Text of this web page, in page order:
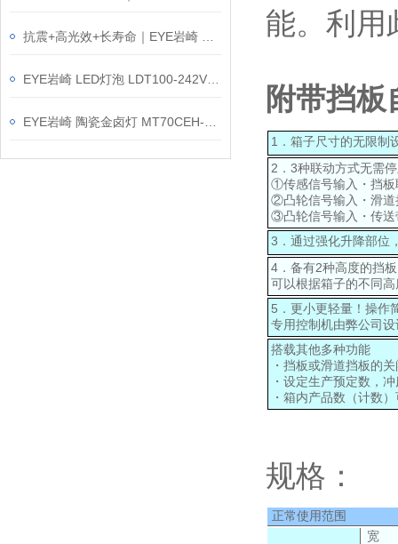
能。利用
附带挡
1．箱子尺寸的无限制
2．3种联动方式无需
①传感信号输入・挡板
②凸轮信号输入・滑道
③凸轮信号输入・传送
3．通过强化升降部位
4．备有2种高度的挡板
可以根据箱子的不同
5．更小更轻量！操作
专用控制机由弊公司
搭载其他多种功能
・挡板或滑道挡板的
・设定生产预定数，
・箱内产品数（计数
规格：
正常使用范围
宽